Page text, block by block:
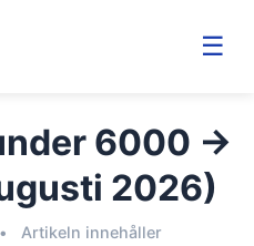
☰
6000 →
2026)
•
Artikeln innehåller